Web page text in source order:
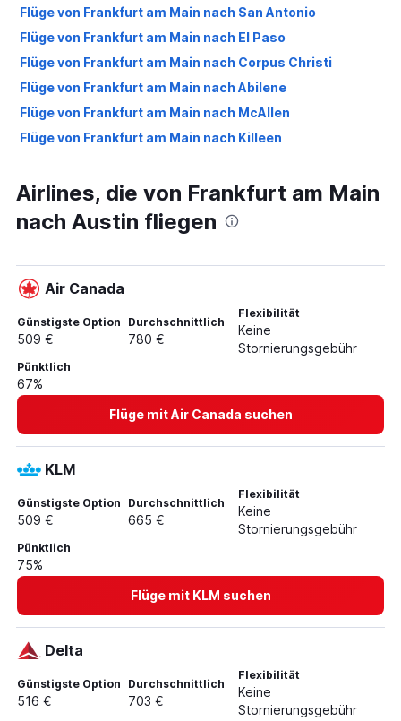
Flüge von Frankfurt am Main nach San Antonio
Flüge von Frankfurt am Main nach El Paso
Flüge von Frankfurt am Main nach Corpus Christi
Flüge von Frankfurt am Main nach Abilene
Flüge von Frankfurt am Main nach McAllen
Flüge von Frankfurt am Main nach Killeen
Flüge von Frankfurt am Main nach Longview
Airlines, die von Frankfurt am Main
nach Austin fliegen
Air Canada
Günstigste Option
509 €
Durchschnittlich
780 €
Flexibilität
Keine
Stornierungsgebühr
Pünktlich
67%
Flüge mit Air Canada suchen
KLM
Günstigste Option
509 €
Durchschnittlich
665 €
Flexibilität
Keine
Stornierungsgebühr
Pünktlich
75%
Flüge mit KLM suchen
Delta
Günstigste Option
516 €
Durchschnittlich
703 €
Flexibilität
Keine
Stornierungsgebühr